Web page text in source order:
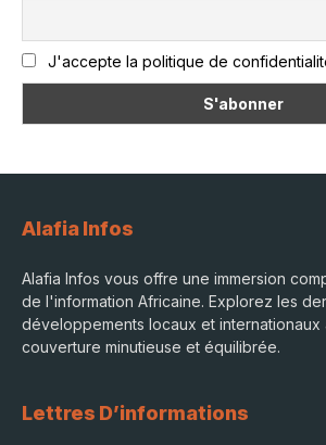
J'accepte la politique de
Alafia Infos
Alafia Infos vous offre une immersion
de l'information Africaine. Explorez les
développements locaux et internationaux
couverture minutieuse et équilibrée.
Lettres D’informations